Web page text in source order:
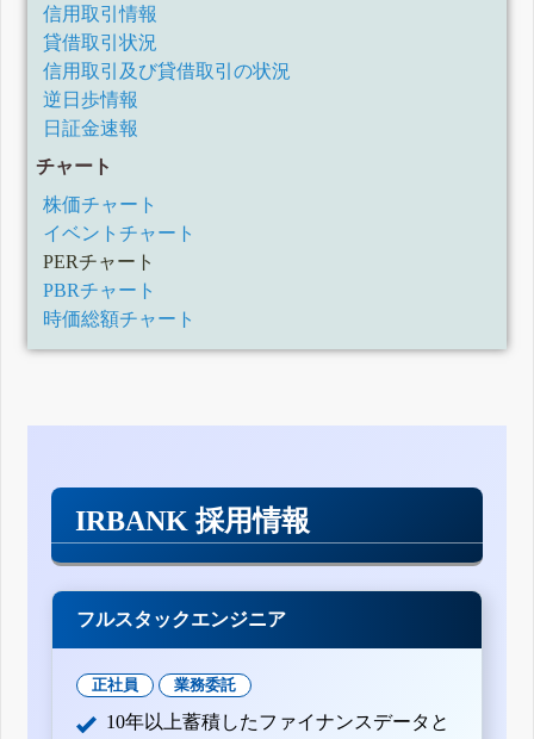
信用取引情報
貸借取引状況
信用取引及び貸借取引の状況
逆日歩情報
日証金速報
チャート
株価チャート
イベントチャート
PERチャート
PBRチャート
時価総額チャート
IRBANK 採用情報
フルスタックエンジニア
正社員 業務委託
10年以上蓄積したファイナンスデータと